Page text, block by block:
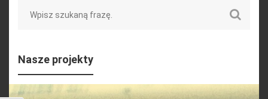
Nasze projekty